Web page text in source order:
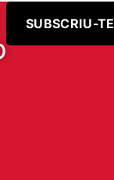
SUBSCRIU-TE